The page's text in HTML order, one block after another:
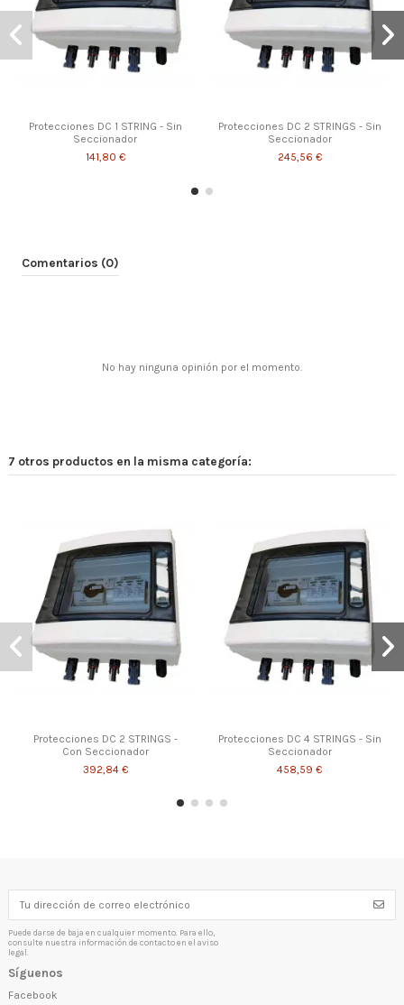
Protecciones DC 1 STRING - Sin
Seccionador
141,80 €
Protecciones DC 2 STRINGS - Sin
Seccionador
245,56 €
346,89 €
Comentarios (0)
No hay ninguna opinión por el momento.
7 otros productos en la misma categoría:
Protecciones DC 2 STRINGS -
Con Seccionador
392,84 €
Protecciones DC 4 STRINGS - Sin
Seccionador
458,59 €
Cuadro Protecciones DC 2
Puede darse de baja en cualquier momento. Para ello,
consulte nuestra información de contacto en el aviso
legal.
Síguenos
Facebook